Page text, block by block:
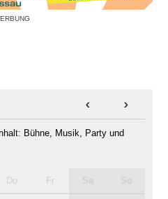
< >
Bühne, Musik, Party und
Do Fr